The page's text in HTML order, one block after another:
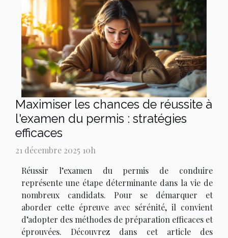
Maximiser les chances de réussite à
l'examen du permis : stratégies
efficaces
21 décembre 2025 10h
Réussir l’examen du permis de conduire
représente une étape déterminante dans la vie de
nombreux candidats. Pour se démarquer et
aborder cette épreuve avec sérénité, il convient
d’adopter des méthodes de préparation efficaces et
éprouvées. Découvrez dans cet article des